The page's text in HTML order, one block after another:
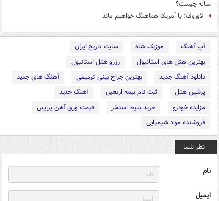
ساله چیست؟
لاوروف: با آمریکا هماهنگ‌ خواهیم ماند
آپ آهنگ موزیک شاه
سایت تاریخ ایران
بهترین هتل های استانبول
رزرو هتل استانبول
دانلود آهنگ جدید
بهترین جراح بینی ترمیمی
آهنگ های جدید
پرشین هتل
ثبت نام بیمه اربعین
آهنگ جدید
مزایده خودرو
خرید بلیط استخر
قیمت ورق آهن پرایس
فروشنده مواد شیمیایی
نظر شما
نام
ایمیل